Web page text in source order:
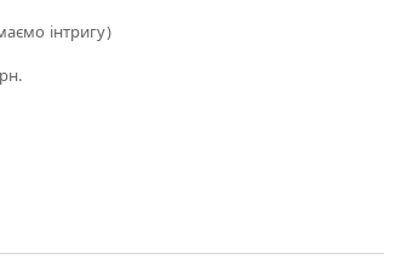
інтригу)